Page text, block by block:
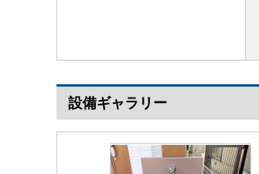
設備ギャラリー